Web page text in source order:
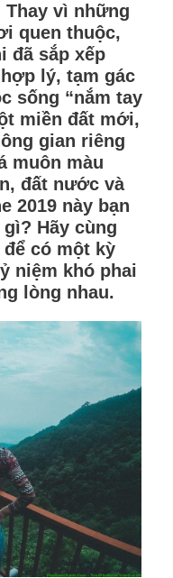
vì những
quen thuộc,
đã sắp xếp
lý, tạm gác
sống “nắm tay
miền đất mới,
gian riêng
muôn màu
đất nước và
2019 này bạn
Hãy cùng
có một kỳ
niệm khó phai
lòng nhau.